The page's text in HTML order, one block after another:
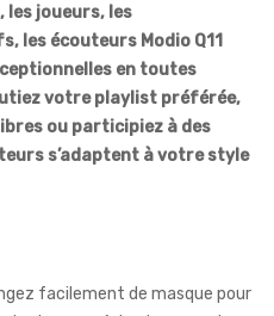
les joueurs, les
les écouteurs Modio Q11
en toutes
votre playlist préférée,
ou participiez à des
s’adaptent à votre style
facilement de masque pour